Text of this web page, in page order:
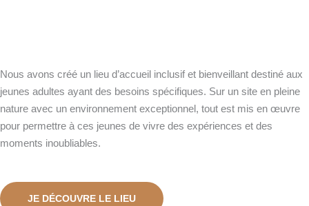
Nous avons créé un lieu d’accueil inclusif et bienveillant destiné aux
jeunes adultes ayant des besoins spécifiques. Sur un site en pleine
nature avec un environnement exceptionnel, tout est mis en œuvre
pour permettre à ces jeunes de vivre des expériences et des
moments inoubliables.
JE DÉCOUVRE LE LIEU